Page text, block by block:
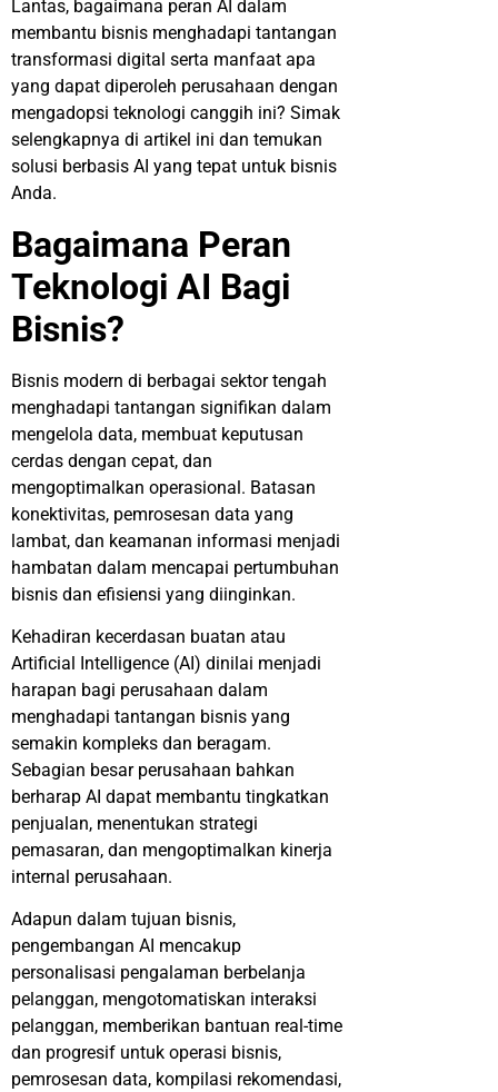
Lantas, bagaimana peran AI dalam
membantu bisnis menghadapi tantangan
transformasi digital serta manfaat apa
yang dapat diperoleh perusahaan dengan
mengadopsi teknologi canggih ini? Simak
selengkapnya di artikel ini dan temukan
solusi berbasis AI yang tepat untuk bisnis
Anda.
Bagaimana Peran
Teknologi AI Bagi
Bisnis?
Bisnis modern di berbagai sektor tengah
menghadapi tantangan signifikan dalam
mengelola data, membuat keputusan
cerdas dengan cepat, dan
mengoptimalkan operasional. Batasan
konektivitas, pemrosesan data yang
lambat, dan keamanan informasi menjadi
hambatan dalam mencapai pertumbuhan
bisnis dan efisiensi yang diinginkan.
Kehadiran kecerdasan buatan atau
Artificial Intelligence (AI) dinilai menjadi
harapan bagi perusahaan dalam
menghadapi tantangan bisnis yang
semakin kompleks dan beragam.
Sebagian besar perusahaan bahkan
berharap AI dapat membantu tingkatkan
penjualan, menentukan strategi
pemasaran, dan mengoptimalkan kinerja
internal perusahaan.
Adapun dalam tujuan bisnis,
pengembangan AI mencakup
personalisasi pengalaman berbelanja
pelanggan, mengotomatiskan interaksi
pelanggan, memberikan bantuan real-time
dan progresif untuk operasi bisnis,
pemrosesan data, kompilasi rekomendasi,